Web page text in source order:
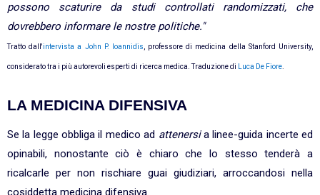
possono scaturire da studi controllati randomizzati, che
dovrebbero informare le nostre politiche."
Tratto dall'intervista a John P. Ioannidis, professore di medicina della Stanford University,
considerato tra i più autorevoli esperti di ricerca medica. Traduzione di Luca De Fiore.
LA MEDICINA DIFENSIVA
Se la legge obbliga il medico ad attenersia linee-guida incerte ed
opinabili, nonostante ciò è chiaro che lo stesso tenderà a
ricalcarle per non rischiare guai giudiziari, arroccandosi nella
cosiddetta medicina difensiva.